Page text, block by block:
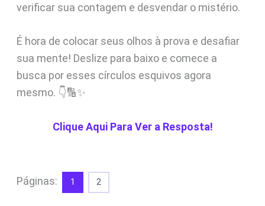
verificar sua contagem e desvendar o mistério.
É hora de colocar seus olhos à prova e desafiar
sua mente! Deslize para baixo e comece a
busca por esses círculos esquivos agora
mesmo. 👇🔢✨
Clique Aqui Para Ver a Resposta!
Páginas: 1 2